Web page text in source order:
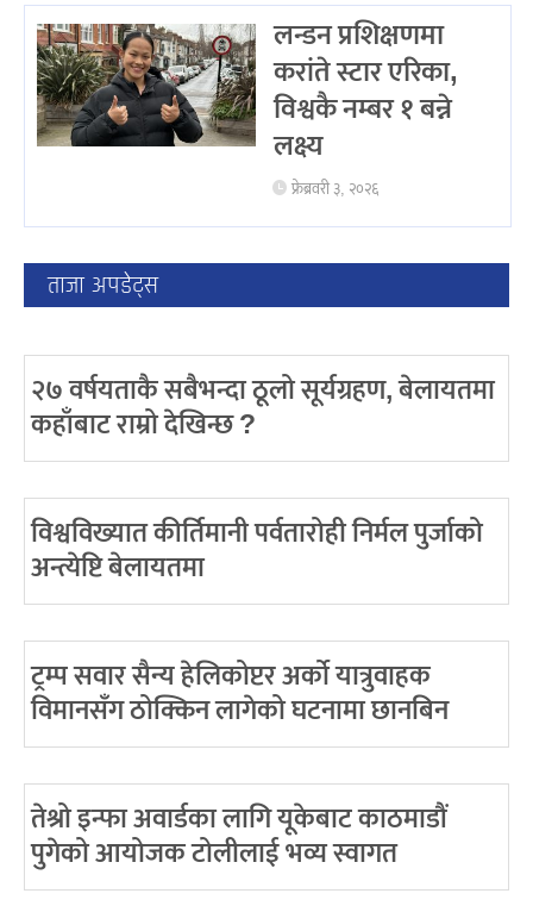
लन्डन प्रशिक्षणमा
करांते स्टार एरिका,
विश्वकै नम्बर १ बन्ने
लक्ष्य
फ्रेब्रवरी ३, २०२६
ताजा अपडेट्स
२७ वर्षयताकै सबैभन्दा ठूलो सूर्यग्रहण, बेलायतमा
कहाँबाट राम्रो देखिन्छ ?
विश्वविख्यात कीर्तिमानी पर्वतारोही निर्मल पुर्जाको
अन्त्येष्टि बेलायतमा
ट्रम्प सवार सैन्य हेलिकोप्टर अर्को यात्रुवाहक
विमानसँग ठोक्किन लागेको घटनामा छानबिन
तेश्रो इन्फा अवार्डका लागि यूकेबाट काठमाडौं
पुगेको आयोजक टोलीलाई भव्य स्वागत